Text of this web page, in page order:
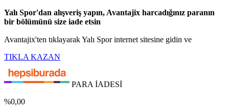
Yalı Spor'dan alışveriş yapın, Avantajix harcadığınız paranın
bir bölümünü size iade etsin
Avantajix'ten tıklayarak Yalı Spor internet sitesine gidin ve
TIKLA KAZAN
PARA İADESİ
%0,00